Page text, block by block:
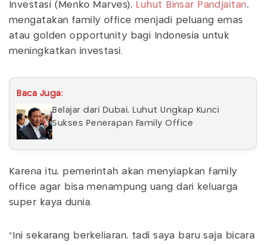
Investasi (Menko Marves), Luhut Binsar Pandjaitan,
mengatakan family office menjadi peluang emas
atau golden opportunity bagi Indonesia untuk
meningkatkan investasi.
Baca Juga:
Belajar dari Dubai, Luhut Ungkap Kunci
Sukses Penerapan Family Office
Karena itu, pemerintah akan menyiapkan family
office agar bisa menampung uang dari keluarga
super kaya dunia.
"Ini sekarang berkeliaran, tadi saya baru saja bicara